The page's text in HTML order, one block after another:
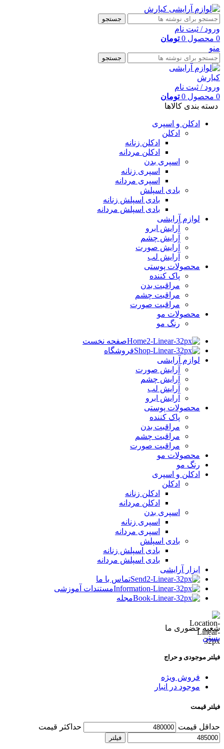
جستجو
ورود / ثبت نام
0 محصول 0 تومان
منو
جستجو
ورود / ثبت نام
0 محصول 0 تومان
دسته بندی کالاها
ادکلن و اسپری
ادکلن
ادکلن زنانه
ادکلن مردانه
اسپری بدن
اسپری زنانه
اسپری مردانه
بادی اسپلش
بادی اسپلش زنانه
بادی اسپلش مردانه
لوازم آرایشی
آرایش ابرو
آرایش چشم
آرایش صورت
آرایش لب
محصولات پوستی
پاک کننده
مراقبت بدن
مراقبت چشم
مراقبت صورت
محصولات مو
رنگ مو
صفحه نخست
فروشگاه
لوازم آرایشی
آرایش صورت
آرایش چشم
آرایش لب
آرایش ابرو
محصولات پوستی
پاک کننده
مراقبت بدن
مراقبت چشم
مراقبت صورت
محصولات مو
رنگ مو
ادکلن و اسپری
ادکلن
ادکلن زنانه
ادکلن مردانه
اسپری بدن
اسپری زنانه
اسپری مردانه
بادی اسپلش
بادی اسپلش زنانه
بادی اسپلش مردانه
ابزار آرایشی
تماس با ما
مستندات آموزشی
مجله
شعبه حضوری ما
بستن
فیلتر موجودی و حراج
فروش ویژه
موجود در انبار
فیلتر قیمت
حداقل قیمت حداکثر قیمت
فیلتر